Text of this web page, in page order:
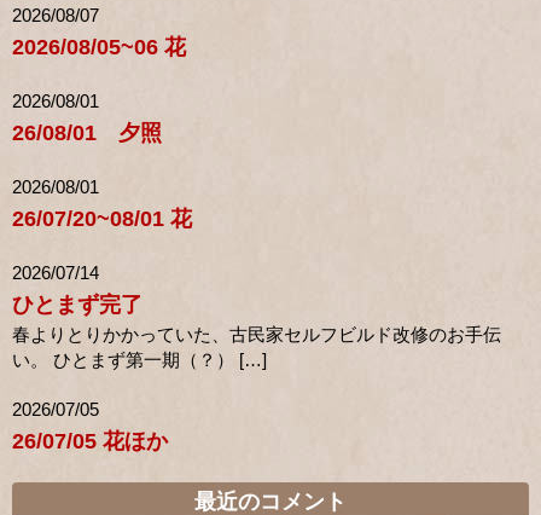
2026/08/07
2026/08/05~06 花
2026/08/01
26/08/01 夕照
2026/08/01
26/07/20~08/01 花
2026/07/14
ひとまず完了
春よりとりかかっていた、古民家セルフビルド改修のお手伝
い。 ひとまず第一期（？） […]
2026/07/05
26/07/05 花ほか
最近のコメント